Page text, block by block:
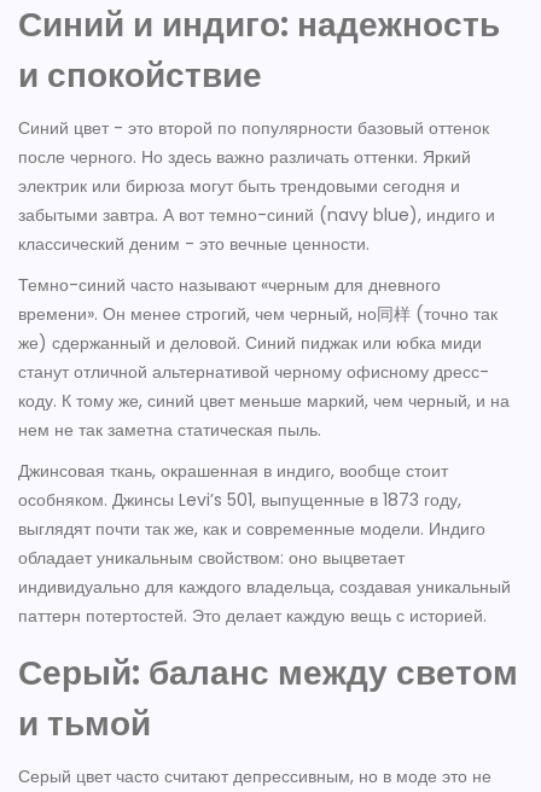
Синий и индиго: надежность
и спокойствие
Синий цвет - это второй по популярности базовый оттенок
после черного. Но здесь важно различать оттенки. Яркий
электрик или бирюза могут быть трендовыми сегодня и
забытыми завтра. А вот темно-синий (navy blue), индиго и
классический деним - это вечные ценности.
Темно-синий часто называют «черным для дневного
времени». Он менее строгий, чем черный, но同样 (точно так
же) сдержанный и деловой. Синий пиджак или юбка миди
станут отличной альтернативой черному офисному дресс-
коду. К тому же, синий цвет меньше маркий, чем черный, и на
нем не так заметна статическая пыль.
Джинсовая ткань, окрашенная в индиго, вообще стоит
особняком. Джинсы Levi’s 501, выпущенные в 1873 году,
выглядят почти так же, как и современные модели. Индиго
обладает уникальным свойством: оно выцветает
индивидуально для каждого владельца, создавая уникальный
паттерн потертостей. Это делает каждую вещь с историей.
Серый: баланс между светом
и тьмой
Серый цвет часто считают депрессивным, но в моде это не